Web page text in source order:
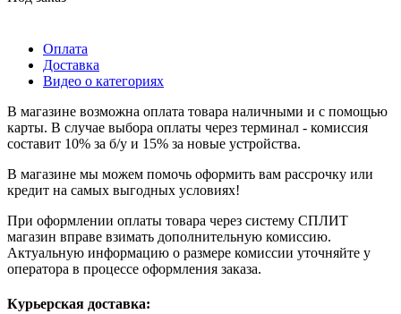
Оплата
Доставка
Видео о категориях
В магазине возможна оплата товара наличными и с помощью
карты. В случае выбора оплаты через терминал - комиссия
составит 10% за б/у и 15% за новые устройства.
В магазине мы можем помочь оформить вам рассрочку или
кредит на самых выгодных условиях!
При оформлении оплаты товара через систему СПЛИТ
магазин вправе взимать дополнительную комиссию.
Актуальную информацию о размере комиссии уточняйте у
оператора в процессе оформления заказа.
Курьерская доставка: